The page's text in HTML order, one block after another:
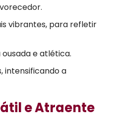
vibrantes, para refletir
e atlética.
intensificando a
e Atraente